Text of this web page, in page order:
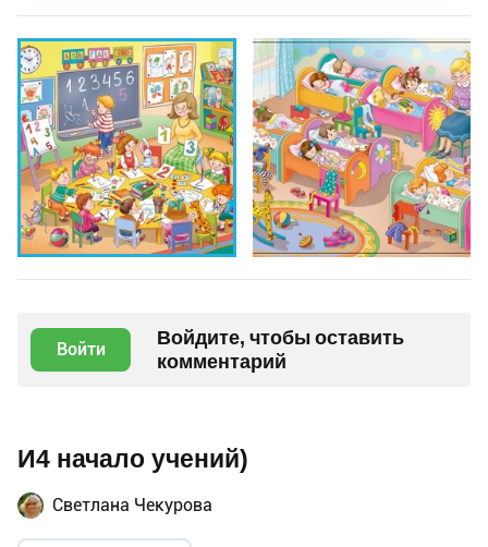
Войти
Войдите, чтобы оставить
комментарий
И4 начало учений)
Светлана Чекурова